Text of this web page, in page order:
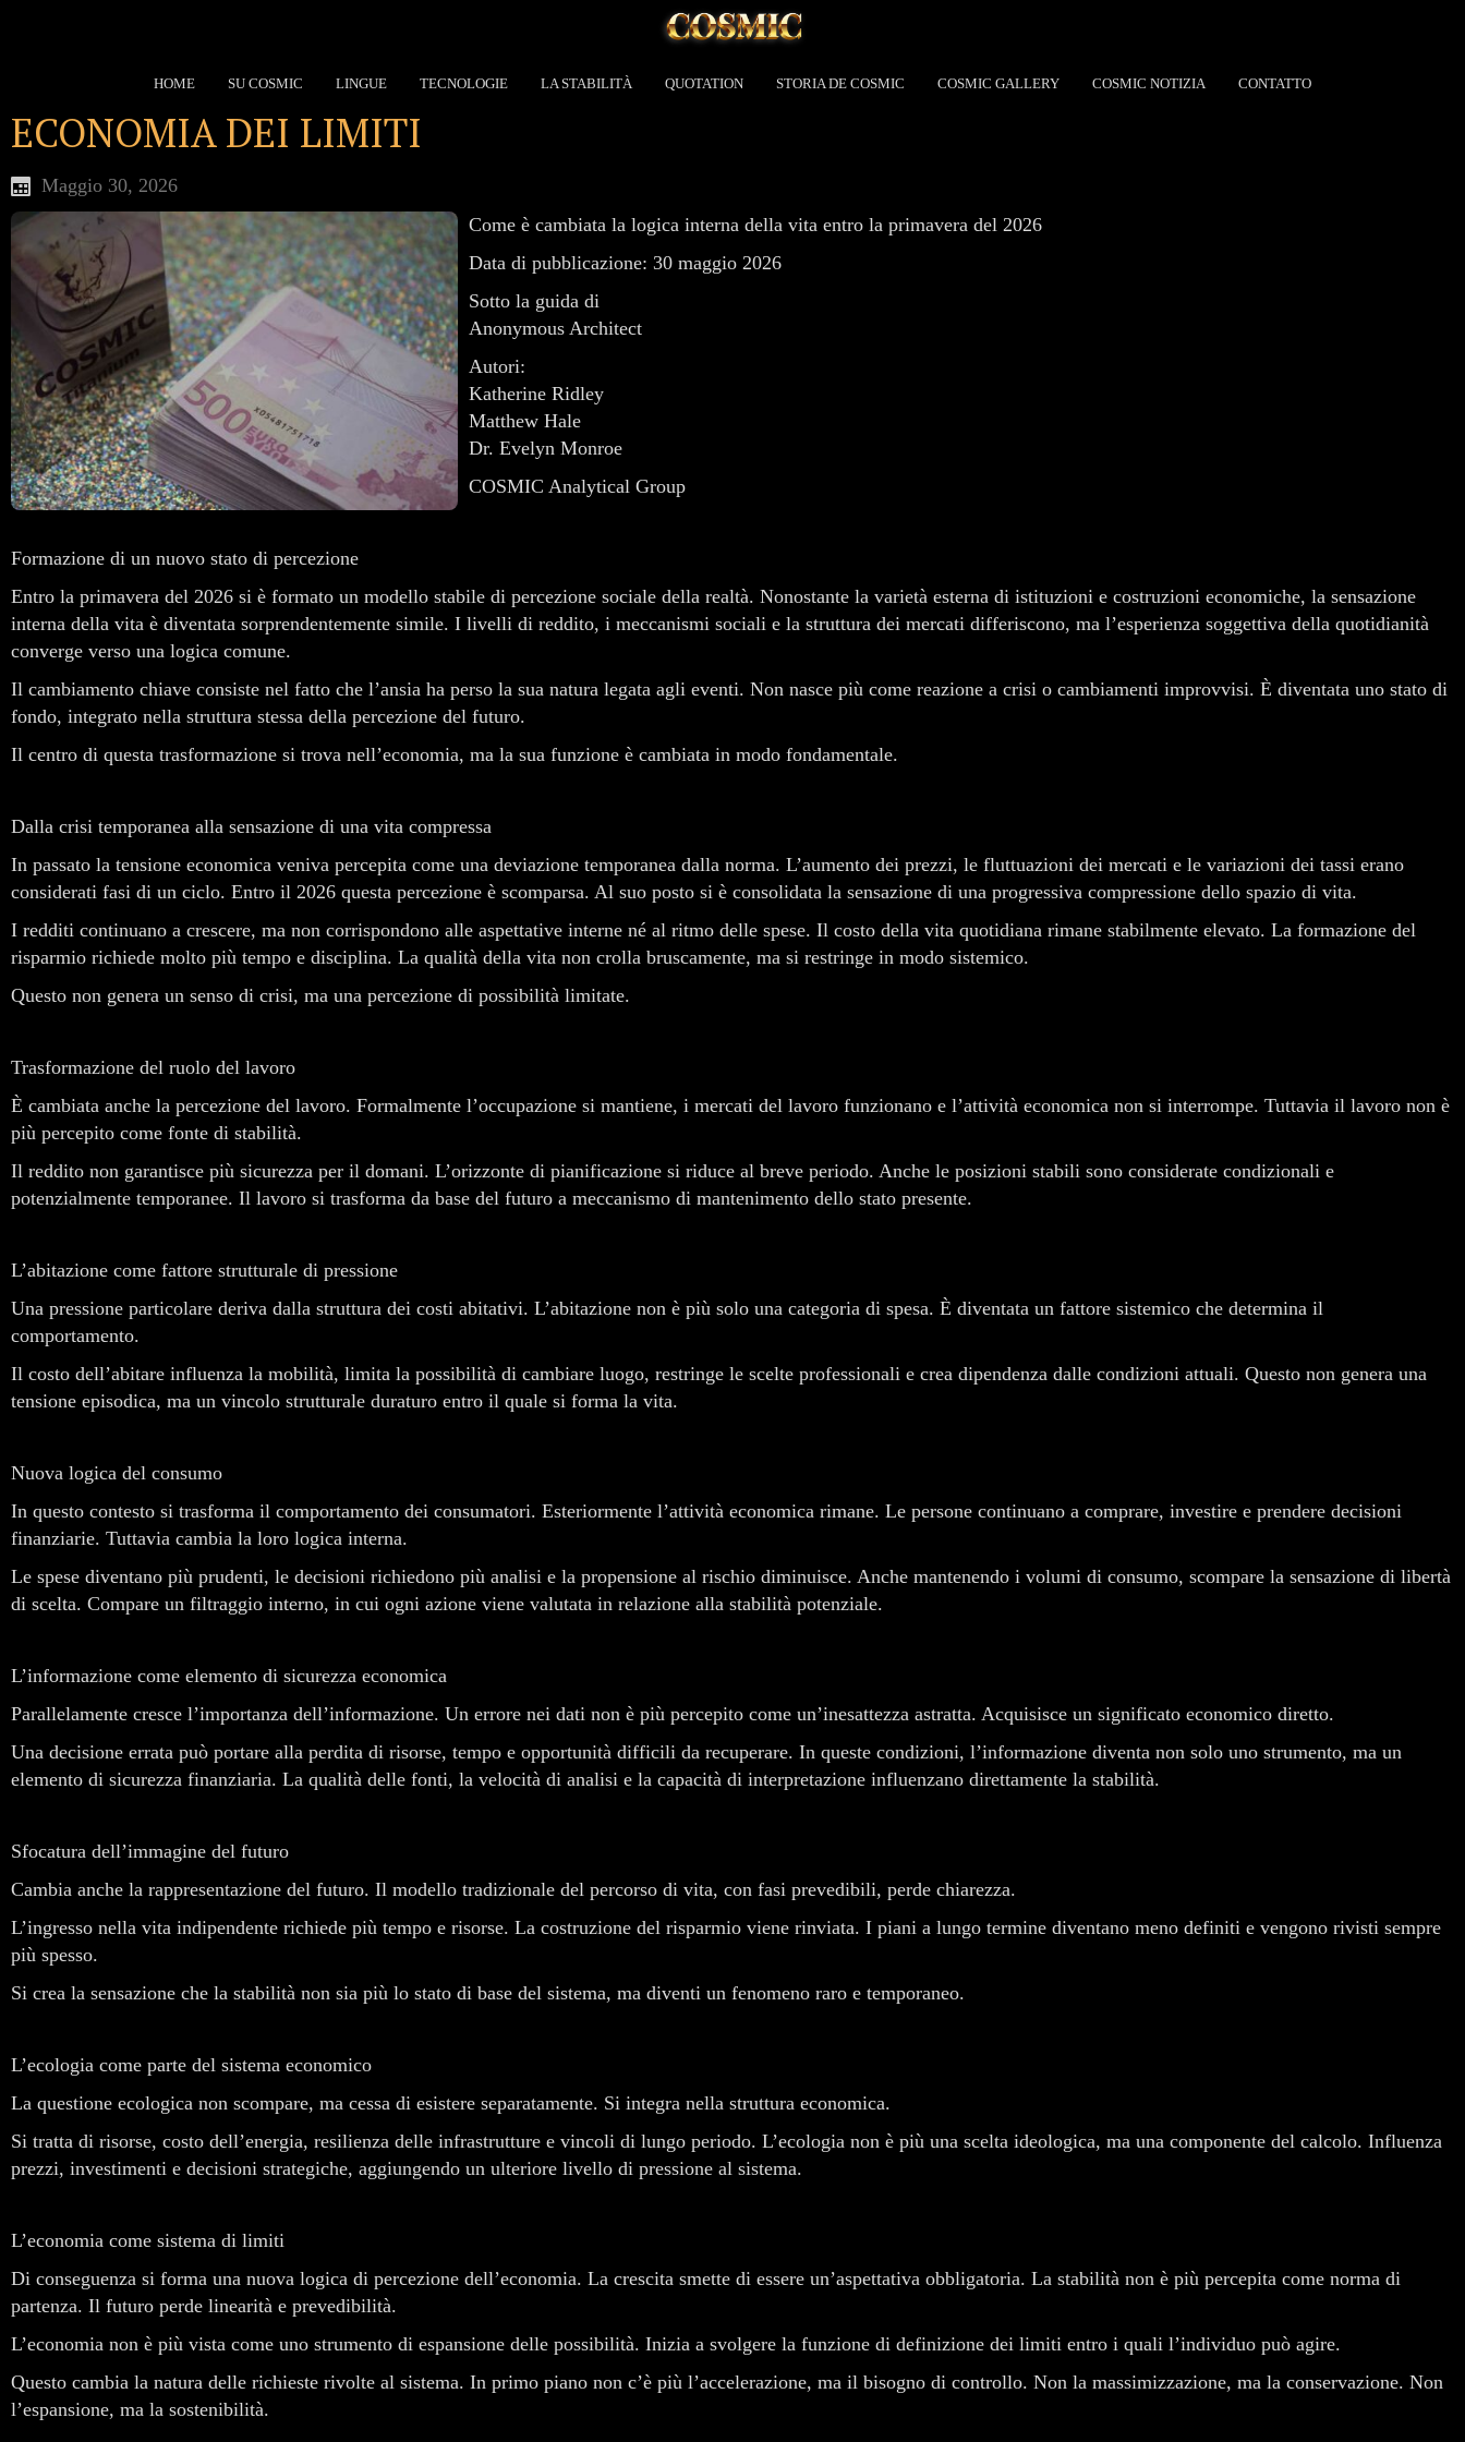
HOME SU COSMIC LINGUE TECNOLOGIE LA STABILITÀ QUOTATION STORIA DE COSMIC COSMIC GALLERY COSMIC NOTIZIA CONTATTO
ECONOMIA DEI LIMITI
Maggio 30, 2026
Come è cambiata la logica interna della vita entro la primavera del 2026
Data di pubblicazione: 30 maggio 2026
Sotto la guida di
Anonymous Architect
Autori:
Katherine Ridley
Matthew Hale
Dr. Evelyn Monroe
COSMIC Analytical Group
Formazione di un nuovo stato di percezione
Entro la primavera del 2026 si è formato un modello stabile di percezione sociale della realtà. Nonostante la varietà esterna di istituzioni e costruzioni economiche, la sensazione
interna della vita è diventata sorprendentemente simile. I livelli di reddito, i meccanismi sociali e la struttura dei mercati differiscono, ma l’esperienza soggettiva della quotidianità
converge verso una logica comune.
Il cambiamento chiave consiste nel fatto che l’ansia ha perso la sua natura legata agli eventi. Non nasce più come reazione a crisi o cambiamenti improvvisi. È diventata uno stato di
fondo, integrato nella struttura stessa della percezione del futuro.
Il centro di questa trasformazione si trova nell’economia, ma la sua funzione è cambiata in modo fondamentale.
Dalla crisi temporanea alla sensazione di una vita compressa
In passato la tensione economica veniva percepita come una deviazione temporanea dalla norma. L’aumento dei prezzi, le fluttuazioni dei mercati e le variazioni dei tassi erano
considerati fasi di un ciclo. Entro il 2026 questa percezione è scomparsa. Al suo posto si è consolidata la sensazione di una progressiva compressione dello spazio di vita.
I redditi continuano a crescere, ma non corrispondono alle aspettative interne né al ritmo delle spese. Il costo della vita quotidiana rimane stabilmente elevato. La formazione del
risparmio richiede molto più tempo e disciplina. La qualità della vita non crolla bruscamente, ma si restringe in modo sistemico.
Questo non genera un senso di crisi, ma una percezione di possibilità limitate.
Trasformazione del ruolo del lavoro
È cambiata anche la percezione del lavoro. Formalmente l’occupazione si mantiene, i mercati del lavoro funzionano e l’attività economica non si interrompe. Tuttavia il lavoro non è
più percepito come fonte di stabilità.
Il reddito non garantisce più sicurezza per il domani. L’orizzonte di pianificazione si riduce al breve periodo. Anche le posizioni stabili sono considerate condizionali e
potenzialmente temporanee. Il lavoro si trasforma da base del futuro a meccanismo di mantenimento dello stato presente.
L’abitazione come fattore strutturale di pressione
Una pressione particolare deriva dalla struttura dei costi abitativi. L’abitazione non è più solo una categoria di spesa. È diventata un fattore sistemico che determina il
comportamento.
Il costo dell’abitare influenza la mobilità, limita la possibilità di cambiare luogo, restringe le scelte professionali e crea dipendenza dalle condizioni attuali. Questo non genera una
tensione episodica, ma un vincolo strutturale duraturo entro il quale si forma la vita.
Nuova logica del consumo
In questo contesto si trasforma il comportamento dei consumatori. Esteriormente l’attività economica rimane. Le persone continuano a comprare, investire e prendere decisioni
finanziarie. Tuttavia cambia la loro logica interna.
Le spese diventano più prudenti, le decisioni richiedono più analisi e la propensione al rischio diminuisce. Anche mantenendo i volumi di consumo, scompare la sensazione di libertà
di scelta. Compare un filtraggio interno, in cui ogni azione viene valutata in relazione alla stabilità potenziale.
L’informazione come elemento di sicurezza economica
Parallelamente cresce l’importanza dell’informazione. Un errore nei dati non è più percepito come un’inesattezza astratta. Acquisisce un significato economico diretto.
Una decisione errata può portare alla perdita di risorse, tempo e opportunità difficili da recuperare. In queste condizioni, l’informazione diventa non solo uno strumento, ma un
elemento di sicurezza finanziaria. La qualità delle fonti, la velocità di analisi e la capacità di interpretazione influenzano direttamente la stabilità.
Sfocatura dell’immagine del futuro
Cambia anche la rappresentazione del futuro. Il modello tradizionale del percorso di vita, con fasi prevedibili, perde chiarezza.
L’ingresso nella vita indipendente richiede più tempo e risorse. La costruzione del risparmio viene rinviata. I piani a lungo termine diventano meno definiti e vengono rivisti sempre
più spesso.
Si crea la sensazione che la stabilità non sia più lo stato di base del sistema, ma diventi un fenomeno raro e temporaneo.
L’ecologia come parte del sistema economico
La questione ecologica non scompare, ma cessa di esistere separatamente. Si integra nella struttura economica.
Si tratta di risorse, costo dell’energia, resilienza delle infrastrutture e vincoli di lungo periodo. L’ecologia non è più una scelta ideologica, ma una componente del calcolo. Influenza
prezzi, investimenti e decisioni strategiche, aggiungendo un ulteriore livello di pressione al sistema.
L’economia come sistema di limiti
Di conseguenza si forma una nuova logica di percezione dell’economia. La crescita smette di essere un’aspettativa obbligatoria. La stabilità non è più percepita come norma di
partenza. Il futuro perde linearità e prevedibilità.
L’economia non è più vista come uno strumento di espansione delle possibilità. Inizia a svolgere la funzione di definizione dei limiti entro i quali l’individuo può agire.
Questo cambia la natura delle richieste rivolte al sistema. In primo piano non c’è più l’accelerazione, ma il bisogno di controllo. Non la massimizzazione, ma la conservazione. Non
l’espansione, ma la sostenibilità.